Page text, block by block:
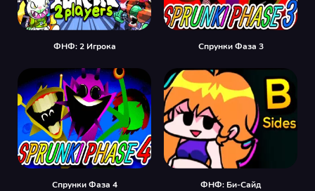
ФНФ: 2 Игрока Спрунки Фаза 3
Спрунки Фаза 4 ФНФ: Би-Сайд